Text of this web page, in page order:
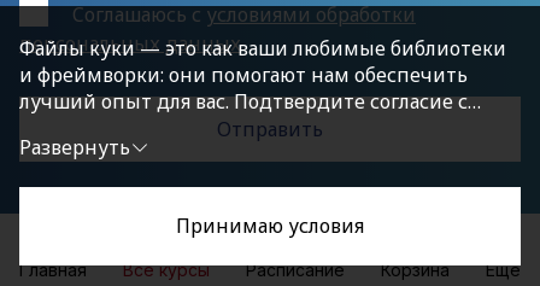
Cоглашаюсь сусловиями обработки
персональных данных
Главная Все курсы Расписание Корзина Еще
Файлы куки — это как ваши любимые библиотеки
и фреймворки: они помогают нам обеспечить
лучший опыт для вас. Подтвердите согласие с
политикой конфиденциальности, нажав
«Принимаю условия», чтобы продолжить.
Развернуть
Принимаю условия